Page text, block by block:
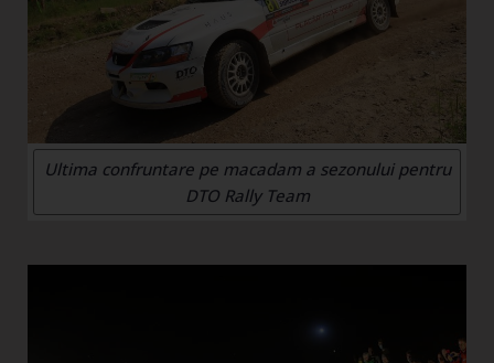
Ultima confruntare pe macadam a sezonului pentru
DTO Rally Team